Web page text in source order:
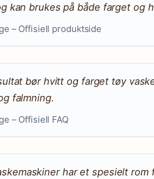
kan brukes på både farget og
– Offisiell produktside
bør hvitt og farget tøy
falmning.
– Offisiell FAQ
har et spesielt